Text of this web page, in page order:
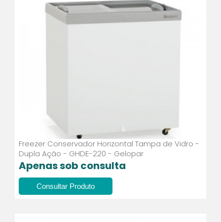
Freezer Conservador Horizontal Tampa de Vidro -
Dupla Ação - GHDE-220 - Gelopar
Apenas sob consulta
Consultar Produto